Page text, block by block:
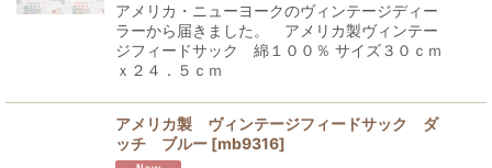
アメリカ・ニューヨークのヴィンテージディー
ラーから届きました。 アメリカ製ヴィンテー
ジフィードサック 綿１００％ サイズ３０ｃｍ
ｘ２４．５ｃｍ
アメリカ製 ヴィンテージフィードサック ダ
ッチ ブルー [mb9316]